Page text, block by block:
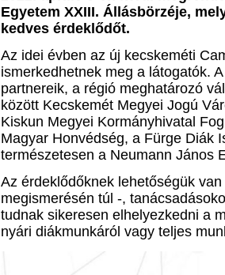
Egyetem XXIII. Állásbörzéje,
kedves érdeklődőt.
Az idei évben az új kecskeméti
ismerkedhetnek meg a látogatók.
partnereik, a régió meghatározó
között Kecskemét Megyei Jogú
Kiskun Megyei Kormányhivatal
Magyar Honvédség, a Fürge Diák
természetesen a Neumann János
Az érdeklődőknek lehetőségük
megismerésén túl -,
tudnak sikeresen elhelyezkedni a
nyári diákmunkáról vagy teljes